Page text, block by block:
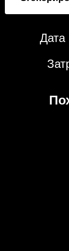
Дата